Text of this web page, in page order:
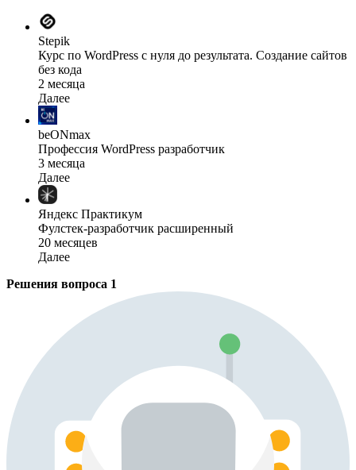
Stepik
Курс по WordPress с нуля до результата. Создание сайтов
без кода
2 месяца
Далее
beONmax
Профессия WordPress разработчик
3 месяца
Далее
Яндекс Практикум
Фулстек-разработчик расширенный
20 месяцев
Далее
Решения вопроса 1